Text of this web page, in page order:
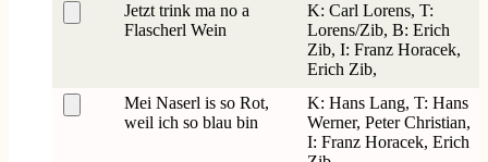
Jetzt trink ma no a
Flascherl Wein
K: Carl Lorens, T:
Lorens/Zib, B: Erich
Zib, I: Franz Horacek,
Erich Zib,
Mei Naserl is so Rot,
weil ich so blau bin
K: Hans Lang, T: Hans
Werner, Peter Christian,
I: Franz Horacek, Erich